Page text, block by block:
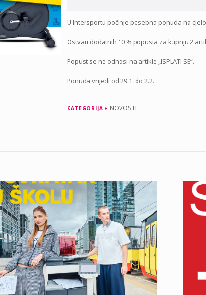
U Intersportu počinje posebna ponuda na
Ostvari dodatnih 10 % popusta za kupnju 2
Popust se ne odnosi na artikle „ISPLATI SE“.
Ponuda vrijedi od 29.1. do 2.2.
KATEGORIJA NOVOSTI